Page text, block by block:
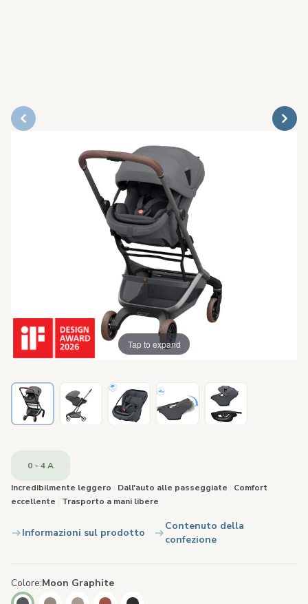
Tap to expand
0 - 4 A
Incredibilmente leggero
Dall'auto alle passeggiate
Comfort
eccellente
Trasporto a mani libere
Informazioni sul prodotto
Contenuto della
confezione
Colore Moon Graphite